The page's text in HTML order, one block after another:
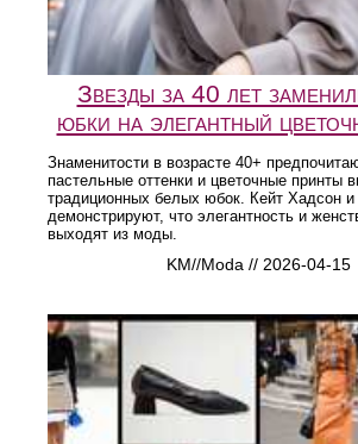
Звезды за 40 лет
юбки на элегантный
Знаменитости в возрасте 40+
пастельные оттенки и цветочные принты
традиционных белых юбок. Кейт Хадсон и
демонстрируют, что элегантность и
выходят из моды.
KM//Moda // 2026-04-15